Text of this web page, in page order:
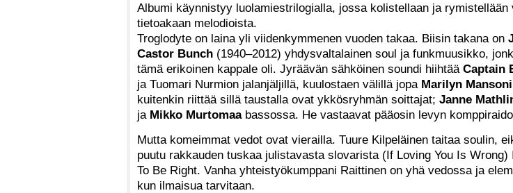
Albumi käynnistyy luolamiestrilogialla, jossa kolistellaan ja rymistellään
tietoakaan melodioista.
Troglodyte on laina yli viidenkymmenen vuoden takaa. Biisin takana on
Castor Bunch (1940–2012) yhdysvaltalainen soul ja funkmuusikko,
tämä erikoinen kappale oli. Jyräävän sähköinen soundi hiihtää Captain
ja Tuomari Nurmion jalanjäljillä, kuulostaen välillä jopa Marilyn
kuitenkin riittää sillä taustalla ovat ykkösryhmän soittajat; Janne
ja Mikko Murtomaabassossa. He vastaavat pääosin levyn
Mutta komeimmat vedot ovat vierailla. Tuure Kilpeläinen taitaa soulin,
puutu rakkauden tuskaa julistavasta slovarista (If Loving You Is Wrong)
To Be Right. Vanha yhteistyökumppani Raittinen on yhä vedossa ja
kun ilmaisua tarvitaan.